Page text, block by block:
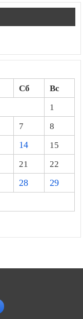
Сб
Вс
1
7
8
14
15
21
22
28
29